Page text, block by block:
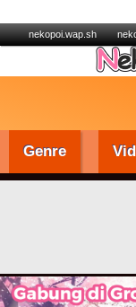
nekopoi.wap.sh
Genre